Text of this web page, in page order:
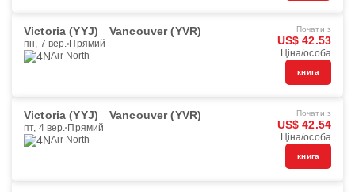
Victoria (YYJ) Vancouver (YVR)
пн, 7 вер. Прямий
Air North
Почати з
US$ 42.53
Ціна/особа
книга
Victoria (YYJ) Vancouver (YVR)
пт, 4 вер. Прямий
Air North
Почати з
US$ 42.54
Ціна/особа
книга